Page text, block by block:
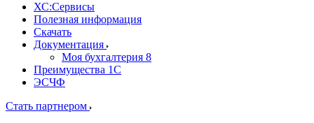
ХС:Сервисы
Полезная информация
Скачать
Документация
Моя бухгалтерия 8
Преимущества 1С
ЭСЧФ
Стать партнером